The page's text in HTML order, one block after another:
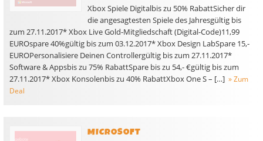
Xbox Spiele Digitalbis zu 50% RabattSicher dir
die angesagtesten Spiele des Jahresgültig bis
zum 27.11.2017* Xbox Live Gold-Mitgliedschaft (Digital-Code)11,99
EUROspare 40%gültig bis zum 03.12.2017* Xbox Design LabSpare 15,-
EUROPersonalisiere Deinen Controllergültig bis zum 27.11.2017*
Software & Appsbis zu 75% RabattSpare bis zu 54,- €gültig bis zum
27.11.2017* Xbox Konsolenbis zu 40% RabattXbox One S – […] » Zum
Deal
MICROSOFT